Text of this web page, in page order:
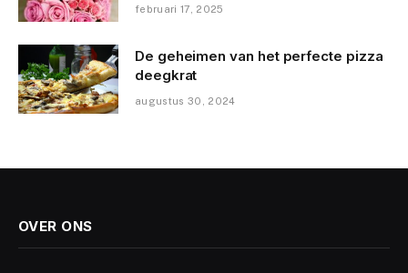
februari 17, 2025
De geheimen van het perfecte pizza
deegkrat
augustus 30, 2024
OVER ONS